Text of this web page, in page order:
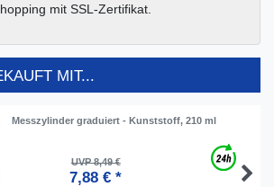
mit SSL-Zertifikat.
MIT...
Messzylinder graduiert - Kunststoff, 210 ml
UVP 8,49 €
7,88 € *